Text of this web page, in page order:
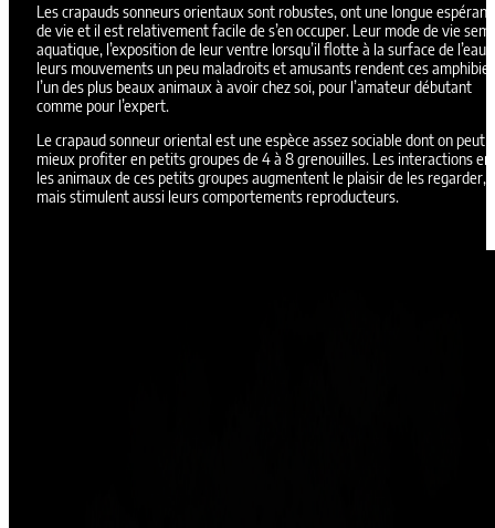
Les crapauds sonneurs orientaux sont robustes, ont une longue
de vie et il est relativement facile de s’en occuper. Leur mode de vie
aquatique, l’exposition de leur ventre lorsqu’il flotte à la surface de l’eau
leurs mouvements un peu maladroits et amusants rendent ces
l’un des plus beaux animaux à avoir chez soi, pour l’amateur débutant
comme pour l’expert.
Le crapaud sonneur oriental est une espèce assez sociable dont on peut
mieux profiter en petits groupes de 4 à 8 grenouilles. Les interactions
les animaux de ces petits groupes augmentent le plaisir de les regarder,
mais stimulent aussi leurs comportements reproducteurs.